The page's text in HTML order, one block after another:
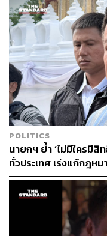
ฝ่ายนโยบายกับฝ่ายป
เนื่องจากรัฐบาลมีเวลา
ต้องมีกลไกนี้เป็นจุดเชื่
ทำงานชัดเจน และแก้
พล.อ. สมศักดิ์ รุ่งสิตา
ดำเนินการตามขั้นตอน
ทั้งนี้ ยังไม่ได้การเคา
โดยให้ สมช. ไปพิจาร
เลือกผู้แทนอีกครั้ง ซึ่ง
กับฝ่ายการเมือง ซึ่งข
ระบุจำนวนคนได้ ขอดู
ความหลากหลาย ซึ่งต้
โดยจะให้มีความกระชั
POLITICS
นายกฯ ย้ำ ‘ไม่มีใครมี
ทั่วประเทศ เร่งแก้กฎหม